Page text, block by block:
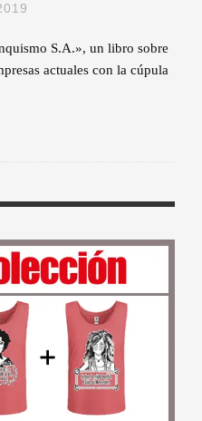
S.A.», un libro sobre
actuales con la cúpula